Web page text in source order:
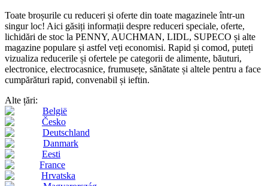
Toate broșurile cu reduceri și oferte din toate magazinele într-un
singur loc! Aici găsiți informații despre reduceri speciale, oferte,
lichidări de stoc la PENNY, AUCHMAN, LIDL, SUPECO și alte
magazine populare și astfel veți economisi. Rapid și comod, puteți
vizualiza reducerile și ofertele pe categorii de alimente, băuturi,
electronice, electrocasnice, frumusețe, sănătate și altele pentru a face
cumpărături rapid, convenabil și ieftin.
Alte țări:
België
Česko
Deutschland
Danmark
Eesti
France
Hrvatska